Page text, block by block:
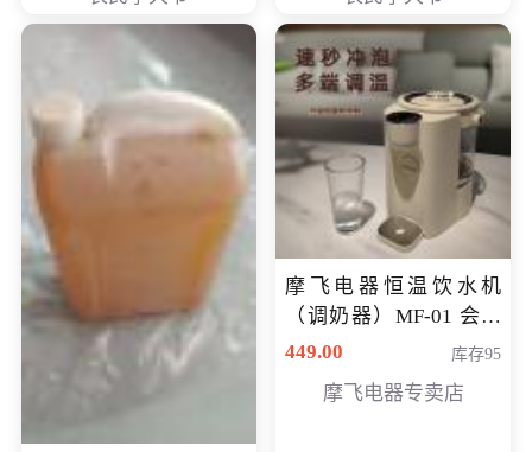
摩飞电器恒温饮水机
（调奶器）MF-01 会员
专享价366元
449.00 库存95
摩飞电器专卖店